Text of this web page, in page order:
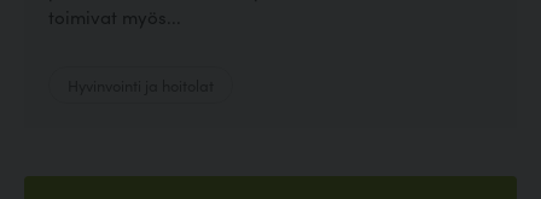
toimivat myös...